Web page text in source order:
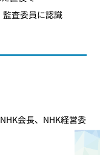
査委員に認識
会長、NHK経営委